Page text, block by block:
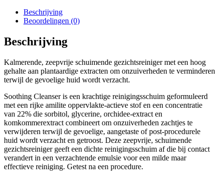
Beschrijving
Beoordelingen (0)
Beschrijving
Kalmerende, zeepvrije schuimende gezichtsreiniger met een hoog
gehalte aan plantaardige extracten om onzuiverheden te verminderen
terwijl de gevoelige huid wordt verzacht.
Soothing Cleanser is een krachtige reinigingsschuim geformuleerd
met een rijke amilite oppervlakte-actieve stof en een concentratie
van 22% die sorbitol, glycerine, orchidee-extract en
komkommerextract combineert om onzuiverheden zachtjes te
verwijderen terwijl de gevoelige, aangetaste of post-procedurele
huid wordt verzacht en getroost. Deze zeepvrije, schuimende
gezichtsreiniger geeft een dichte reinigingsschuim af die bij contact
verandert in een verzachtende emulsie voor een milde maar
effectieve reiniging. Getest na een procedure.